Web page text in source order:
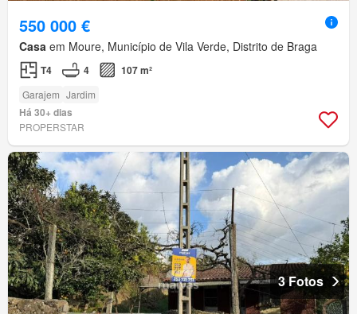
550 000 €
Casa em Moure, Município de Vila Verde, Distrito de Braga
T4 4 107 m²
Garajem Jardim
Há 30+ dias
PROPERSTAR
3 Fotos